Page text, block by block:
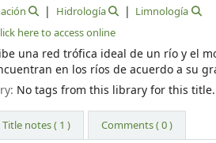
Hidrología Limnología
here to access online
una red trófica ideal de un río y el
en los ríos de acuerdo a su
No tags from this library for this title.
Title notes ( 1 ) Comments ( 0 )